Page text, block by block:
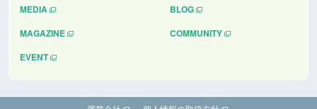
ケンジーの森ドッグラン＆キャンプ場
MEDIA
BLOG
MAGAZINE
COMMUNITY
EVENT